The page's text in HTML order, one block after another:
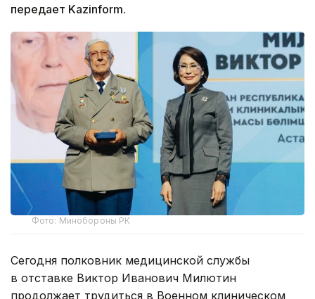
передает Kazinform.
Фото: Минобороны РК
Сегодня полковник медицинской службы
в отставке Виктор Иванович Милютин
продолжает трудиться в Военном клиническом